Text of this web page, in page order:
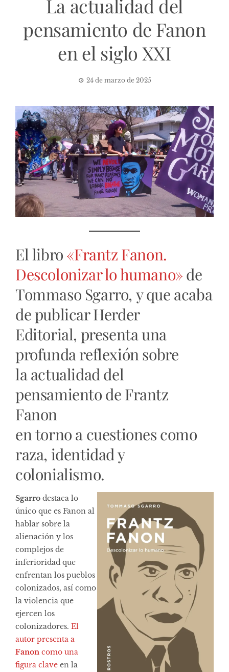
La actualidad del
pensamiento de Fanon
en el siglo XXI
24 de marzo de 2025
El libro «Frantz Fanon.
Descolonizar lo humano» de
Tommaso Sgarro, y que acaba
de publicar Herder
Editorial, presenta una
profunda reflexión sobre
la actualidad del
pensamiento de Frantz
Fanon
en torno a cuestiones como
raza, identidad y
colonialismo.
Sgarro destaca lo
único que es Fanon al
hablar sobre la
alienación y los
complejos de
inferioridad que
enfrentan los pueblos
colonizados, así como
la violencia que
ejercen los
colonizadores. El
autor presenta a
Fanon como una
figura clave en la